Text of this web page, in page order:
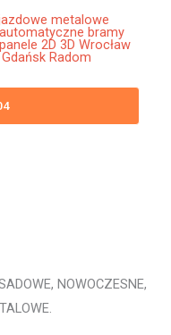
Bramy
Metalowe
Stalowe
NOWOCZESNE,